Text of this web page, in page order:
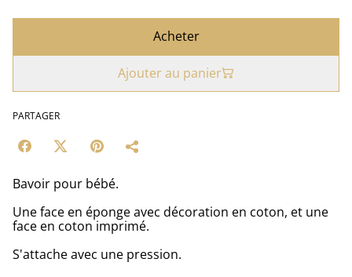
Acheter
Ajouter au panier
PARTAGER
Bavoir pour bébé.
Une face en éponge avec décoration en coton, et une
face en coton imprimé.
S'attache avec une pression.